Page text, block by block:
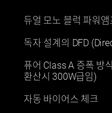
듀얼 모노 블럭 파워앰
독자 설계의 DFD
퓨어 Class A 증폭 방
환산시 300W급임)
자동 바이어스 체크